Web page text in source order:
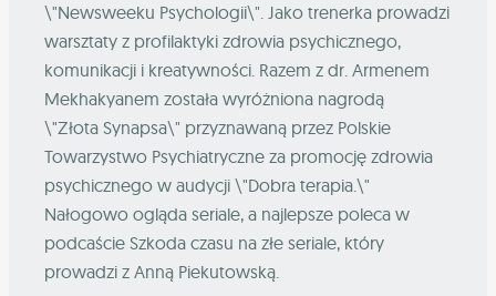
\"Newsweeku Psychologii\". Jako trenerka prowadzi
warsztaty z profilaktyki zdrowia psychicznego,
komunikacji i kreatywności. Razem z dr. Armenem
Mekhakyanem została wyróżniona nagrodą
\"Złota Synapsa\" przyznawaną przez Polskie
Towarzystwo Psychiatryczne za promocję zdrowia
psychicznego w audycji \"Dobra terapia.\"
Nałogowo ogląda seriale, a najlepsze poleca w
podcaście Szkoda czasu na złe seriale, który
prowadzi z Anną Piekutowską.